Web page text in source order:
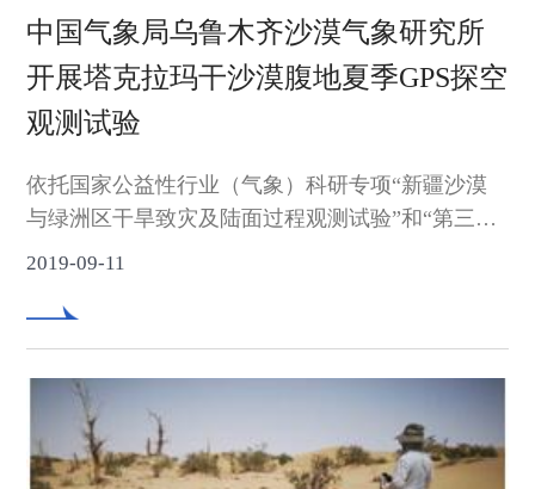
中国气象局乌鲁木齐沙漠气象研究所
开展塔克拉玛干沙漠腹地夏季GPS探空
观测试验
依托国家公益性行业（气象）科研专项“新疆沙漠
与绿洲区干旱致灾及陆面过程观测试验”和“第三次
青藏高原大气科学试验-边界层与对流层观测”高原
鲁木齐沙漠气象研究所探空试验组于2019年6月28
日—8月2日在塔克拉玛干沙漠腹地塔中地区完成了
夏季GPS探空观测试验。试验组成员有张建涛、艾
力•艾山、李汉林、阿力木•阿巴斯4人。
2019-09-11